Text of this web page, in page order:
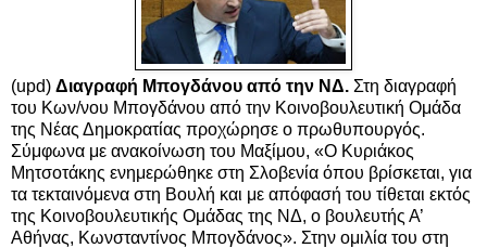
(upd) Διαγραφή Μπογδάνου από την ΝΔ. Στη διαγραφή
του Κων/νου Μπογδάνου από την Κοινοβουλευτική Ομάδα
της Νέας Δημοκρατίας προχώρησε ο πρωθυπουργός.
Σύμφωνα με ανακοίνωση του Μαξίμου, «Ο Κυριάκος
Μητσοτάκης ενημερώθηκε στη Σλοβενία όπου βρίσκεται, για
τα τεκταινόμενα στη Βουλή και με απόφασή του τίθεται εκτός
της Κοινοβουλευτικής Ομάδας της ΝΔ, ο βουλευτής Α’
Αθήνας, Κωνσταντίνος Μπογδάνος». Στην ομιλία του στη